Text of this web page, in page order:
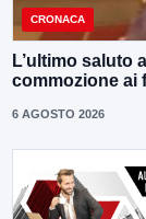
CRONACA
L’ultimo saluto
commozione ai
6 AGOSTO 2026